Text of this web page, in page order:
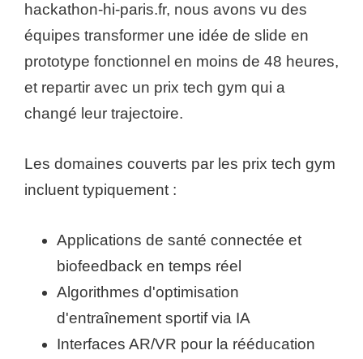
hackathon-hi-paris.fr, nous avons vu des
équipes transformer une idée de slide en
prototype fonctionnel en moins de 48 heures,
et repartir avec un prix tech gym qui a
changé leur trajectoire.
Les domaines couverts par les prix tech gym
incluent typiquement :
Applications de santé connectée et
biofeedback en temps réel
Algorithmes d'optimisation
d'entraînement sportif via IA
Interfaces AR/VR pour la rééducation